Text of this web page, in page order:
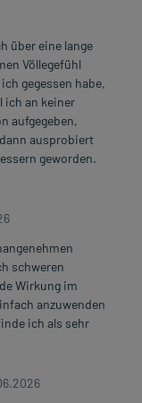
über eine lange
Völlegefühl
gegessen habe,
ich an keiner
aufgegeben,
ausprobiert
geworden.
schweren
Wirkung im
anzuwenden
ich als sehr